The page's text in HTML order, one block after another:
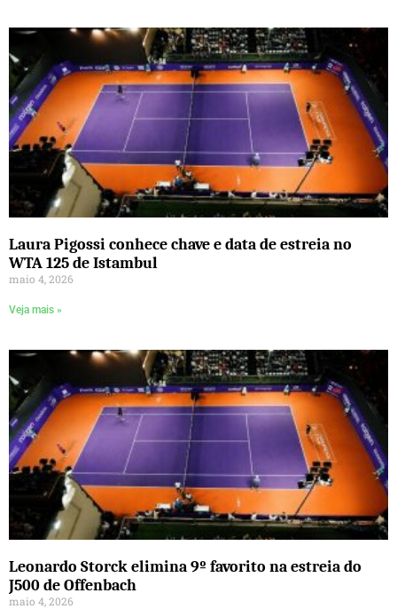
Laura Pigossi conhece chave e data de estreia no
WTA 125 de Istambul
maio 4, 2026
Veja mais »
Leonardo Storck elimina 9º favorito na estreia do
J500 de Offenbach
maio 4, 2026